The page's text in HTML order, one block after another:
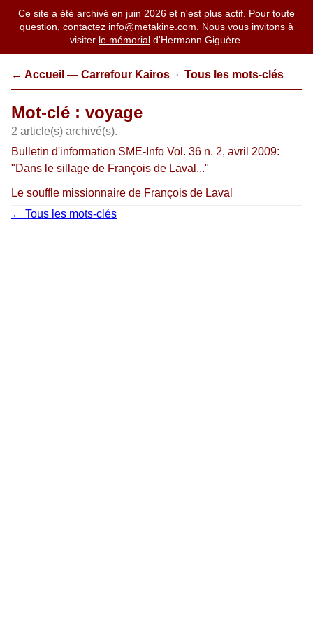
Ce site a été archivé en juin 2026 et n'est plus actif. Pour toute
question, contactez info@metakine.com . Nous vous invitons à
visiter le mémorial d'Hermann Giguère.
← Accueil — Carrefour Kairos · Tous les mots-clés
Mot-clé : voyage
2 article(s) archivé(s).
Bulletin d'information SME-Info Vol. 36 n. 2, avril 2009:
"Dans le sillage de François de Laval..."
Le souffle missionnaire de François de Laval
← Tous les mots-clés